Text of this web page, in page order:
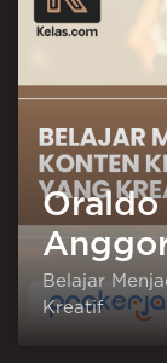
Oraldo
Belajar
Kreatif